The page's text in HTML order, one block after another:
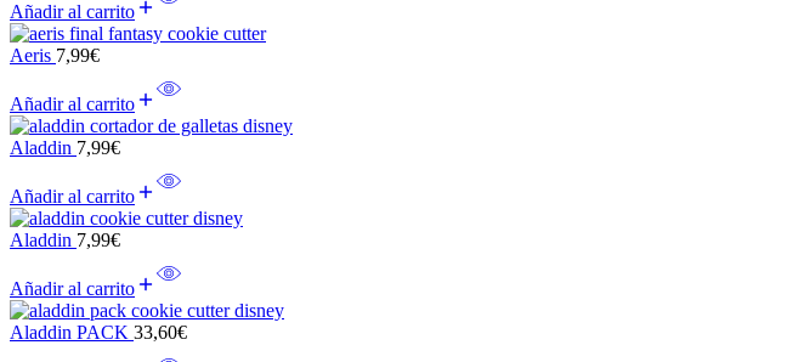
Añadir al carrito
Aeris 7,99€
Añadir al carrito
Aladdin 7,99€
Añadir al carrito
Aladdin 7,99€
Añadir al carrito
Aladdin PACK 33,60€